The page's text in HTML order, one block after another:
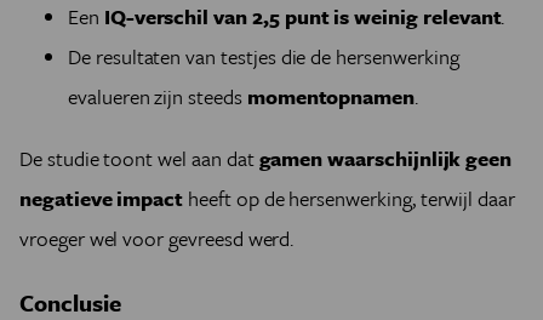
Een IQ-verschil van 2,5 punt is weinig relevant.
De resultaten van testjes die de hersenwerking
evalueren zijn steeds momentopnamen.
De studie toont wel aan datgamen waarschijnlijk geen
negatieve impact heeft op de hersenwerking, terwijl daar
vroeger wel voor gevreesd werd.
Conclusie